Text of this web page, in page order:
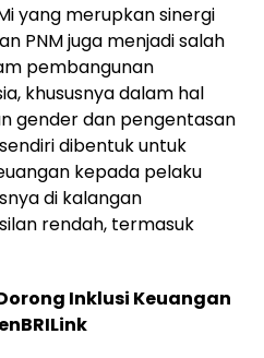
yang merupkan sinergi
PNM juga menjadi salah
pembangunan
khususnya dalam hal
gender dan pengentasan
dibentuk untuk
kepada pelaku
di kalangan
rendah, termasuk
Inklusi Keuangan